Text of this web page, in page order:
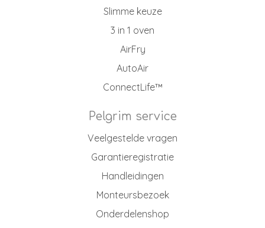
Slimme keuze
3 in 1 oven
AirFry
AutoAir
ConnectLife™
Pelgrim service
Veelgestelde vragen
Garantieregistratie
Handleidingen
Monteursbezoek
Onderdelenshop